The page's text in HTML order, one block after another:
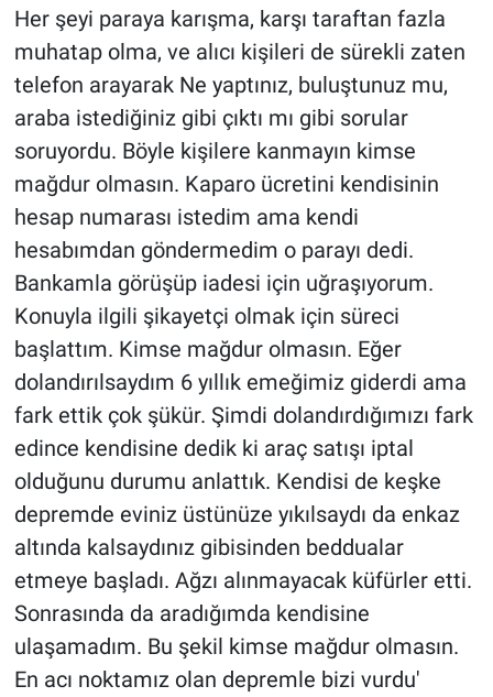
Her şeyi paraya karışma, karşı taraftan fazla
muhatap olma, ve alıcı kişileri de sürekli zaten
telefon arayarak Ne yaptınız, buluştunuz mu,
araba istediğiniz gibi çıktı mı gibi sorular
soruyordu. Böyle kişilere kanmayın kimse
mağdur olmasın. Kaparo ücretini kendisinin
hesap numarası istedim ama kendi
hesabımdan göndermedim o parayı dedi.
Bankamla görüşüp iadesi için uğraşıyorum.
Konuyla ilgili şikayetçi olmak için süreci
başlattım. Kimse mağdur olmasın. Eğer
dolandırılsaydım 6 yıllık emeğimiz giderdi ama
fark ettik çok şükür. Şimdi dolandırdığımızı fark
edince kendisine dedik ki araç satışı iptal
olduğunu durumu anlattık. Kendisi de keşke
depremde eviniz üstünüze yıkılsaydı da enkaz
altında kalsaydınız gibisinden beddualar
etmeye başladı. Ağzı alınmayacak küfürler etti.
Sonrasında da aradığımda kendisine
ulaşamadım. Bu şekil kimse mağdur olmasın.
En acı noktamız olan depremle bizi vurdu'